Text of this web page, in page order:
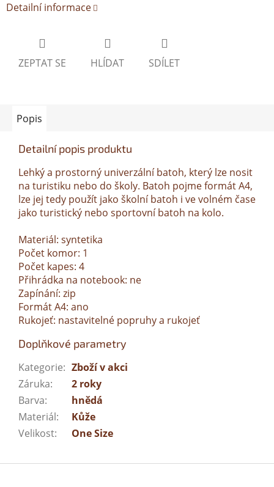
Detailní informace
ZEPTAT SE HLÍDAT SDÍLET
Popis
Detailní popis produktu
Lehký a prostorný univerzální batoh, který lze nosit
na turistiku nebo do školy. Batoh pojme formát A4,
lze jej tedy použít jako školní batoh i ve volném čase
jako turistický nebo sportovní batoh na kolo.
Materiál: syntetika
Počet komor: 1
Počet kapes: 4
Přihrádka na notebook: ne
Zapínání: zip
Formát A4: ano
Rukojeť: nastavitelné popruhy a rukojeť
Doplňkové parametry
Kategorie: Zboží v akci
Záruka:
2 roky
Barva:
hnědá
Materiál:
Kůže
Velikost: One Size